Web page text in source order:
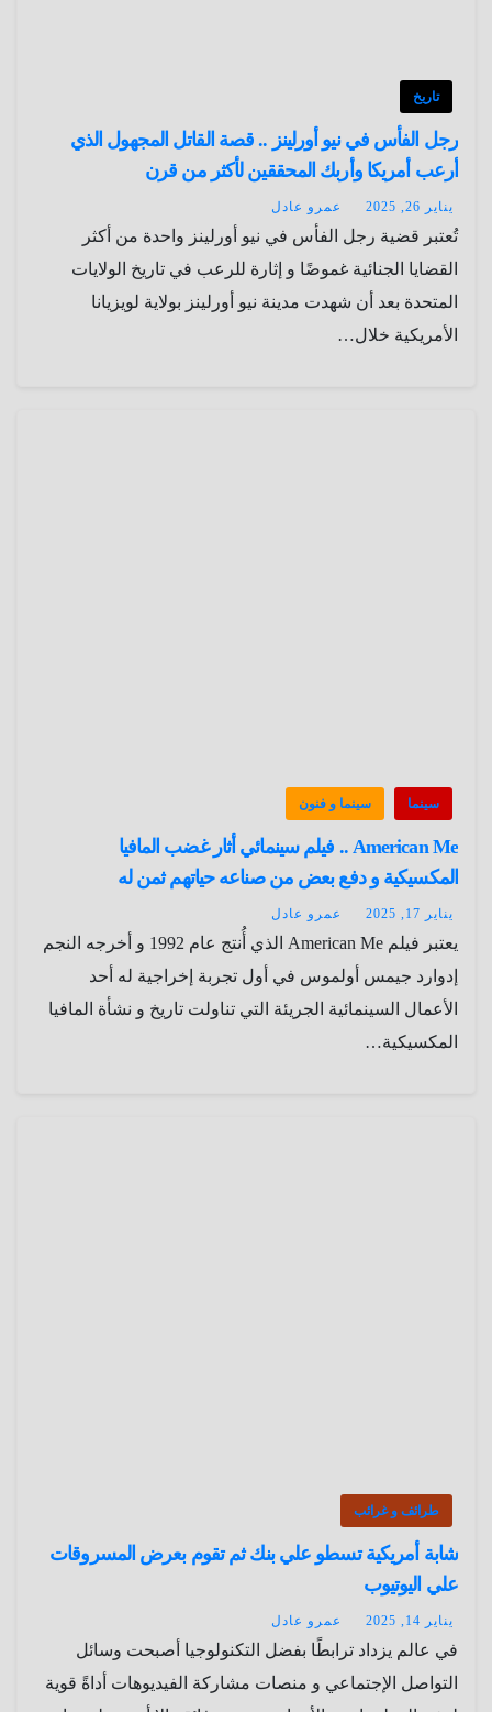
تاريخ
رجل الفأس في نيو أورلينز .. قصة القاتل المجهول الذي
أرعب أمريكا وأربك المحققين لأكثر من قرن
يناير 26, 2025 عمرو عادل
تُعتبر قضية رجل الفأس في نيو أورلينز واحدة من أكثر
القضايا الجنائية غموضًا و إثارة للرعب في تاريخ الولايات
المتحدة بعد أن شهدت مدينة نيو أورلينز بولاية لويزيانا
الأمريكية خلال…
سينما سينما و فنون
American Me .. فيلم سينمائي أثار غضب المافيا
المكسيكية و دفع بعض من صناعه حياتهم ثمن له
يناير 17, 2025 عمرو عادل
يعتبر فيلم American Me الذي أُنتج عام 1992 و أخرجه النجم
إدوارد جيمس أولموس في أول تجربة إخراجية له أحد
الأعمال السينمائية الجريئة التي تناولت تاريخ و نشأة المافيا
المكسيكية…
طرائف و غرائب
شابة أمريكية تسطو علي بنك ثم تقوم بعرض المسروقات
علي اليوتيوب
يناير 14, 2025 عمرو عادل
في عالم يزداد ترابطًا بفضل التكنولوجيا أصبحت وسائل
التواصل الإجتماعي و منصات مشاركة الفيديوهات أداةً قوية